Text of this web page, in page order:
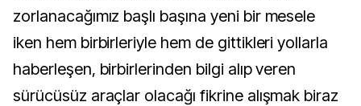
zorlanacağımız başlı başına yeni bir mesele
iken hem birbirleriyle hem de gittikleri yollarla
haberleşen, birbirlerinden bilgi alıp veren
sürücüsüz araçlar olacağı fikrine alışmak biraz